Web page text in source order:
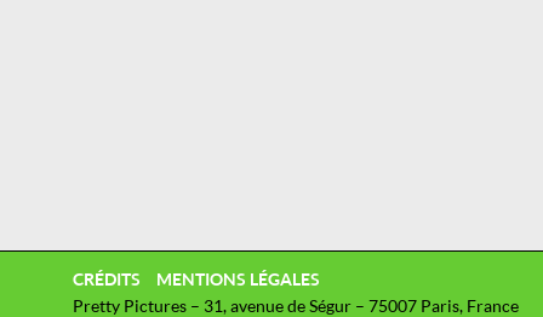
CRÉDITS
MENTIONS LÉGALES
Pretty Pictures – 31, avenue de Ségur – 75007 Paris, France